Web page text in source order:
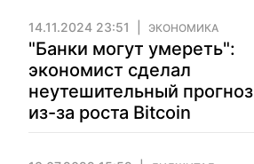
14.11.2024 23:51 ЭКОНОМИКА
"Банки могут умереть":
экономист сделал
неутешительный прогноз
из-за роста Bitcoin